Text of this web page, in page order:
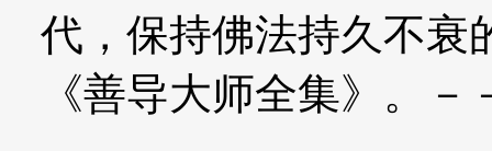
代，保持佛法持久不衰
《善导大师全集》。－